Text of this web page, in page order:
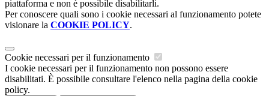
piattaforma e non è possibile disabilitarli.
Per conoscere quali sono i cookie necessari al funzionamento potete
visionare la COOKIE POLICY.
Cookie necessari per il funzionamento
I cookie necessari per il funzionamento non possono essere
disabilitati. È possibile consultare l'elenco nella pagina della cookie
policy.